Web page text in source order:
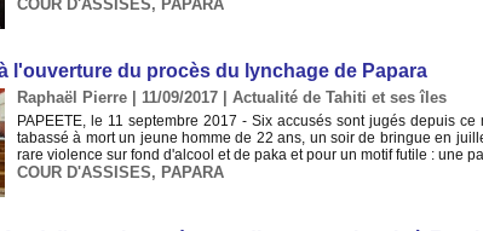
COUR D'ASSISES, PAPARA
l'ouverture du procès du lynchage de Papara
Raphaël Pierre | 11/09/2017 Actualité de Tahiti et ses îles
PAPEETE, le 11 septembre 2017 - Six accusés sont jugés depuis
tabassé à mort un jeune homme de 22 ans, un soir de bringue en
rare violence sur fond d'alcool et de paka et pour un motif futile : une
COUR D'ASSISES, PAPARA